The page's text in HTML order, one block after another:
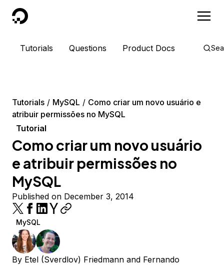
DigitalOcean
Tutorials Questions Product Docs
Tutorials MySQL
Como criar um novo usuário e
atribuir permissões no MySQL
Tutorial
Como criar um novo usuário
e atribuir permissões no
MySQL
Published on December 3, 2014
MySQL
By Etel (Sverdlov) Friedmann and Fernando